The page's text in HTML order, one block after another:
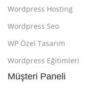
Wordpress Hosting
Wordpress Seo
WP Özel Tasarım
Wordpress Eğitimleri
Müşteri Paneli